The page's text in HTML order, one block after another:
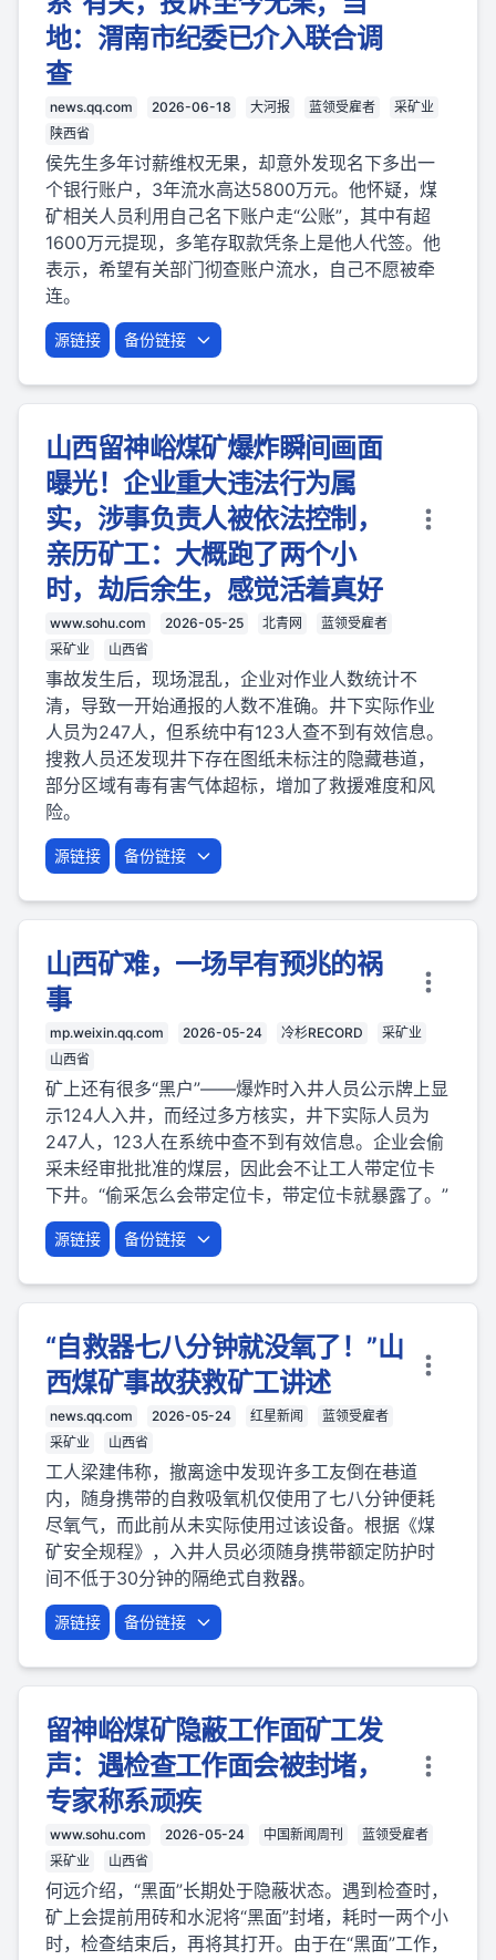
地：渭南市纪委已介入联合调
查
news.qq.com 2026-06-18 大河报 蓝领受雇者
采矿业
陕西省
侯先生多年讨薪维权无果，却意外发现名下多出一
个银行账户，3年流水高达5800万元。他怀疑，煤
矿相关人员利用自己名下账户走“公账”，其中有超
1600万元提现，多笔存取款凭条上是他人代签。他
表示，希望有关部门彻查账户流水，自己不愿被牵
连。
源链接 备份链接
山西留神峪煤矿爆炸瞬间画面
曝光！企业重大违法行为属
实，涉事负责人被依法控制，
亲历矿工：大概跑了两个小
时，劫后余生，感觉活着真好
www.sohu.com 2026-05-25 北青网
蓝领受雇者
采矿业
山西省
事故发生后，现场混乱，企业对作业人数统计不
清，导致一开始通报的人数不准确。井下实际作业
人员为247人，但系统中有123人查不到有效信息。
搜救人员还发现井下存在图纸未标注的隐藏巷道，
部分区域有毒有害气体超标，增加了救援难度和风
险。
源链接 备份链接
山西矿难，一场早有预兆的祸
事
mp.weixin.qq.com 2026-05-24 冷杉RECORD
采矿业
山西省
矿上还有很多“黑户”——爆炸时入井人员公示牌上显
示124人入井，而经过多方核实，井下实际人员为
247人，123人在系统中查不到有效信息。企业会偷
采未经审批批准的煤层，因此会不让工人带定位卡
下井。“偷采怎么会带定位卡，带定位卡就暴露了。”
源链接 备份链接
“自救器七八分钟就没氧了！”山
西煤矿事故获救矿工讲述
news.qq.com 2026-05-24 红星新闻
蓝领受雇者
采矿业
山西省
工人梁建伟称，撤离途中发现许多工友倒在巷道
内，随身携带的自救吸氧机仅使用了七八分钟便耗
尽氧气，而此前从未实际使用过该设备。根据《煤
矿安全规程》，入井人员必须随身携带额定防护时
间不低于30分钟的隔绝式自救器。
源链接 备份链接
留神峪煤矿隐蔽工作面矿工发
声：遇检查工作面会被封堵，
专家称系顽疾
www.sohu.com 2026-05-24 中国新闻周刊
蓝领受雇者
采矿业
山西省
何远介绍，“黑面”长期处于隐蔽状态。遇到检查时，
矿上会提前用砖和水泥将“黑面”封堵，耗时一两个小
时，检查结束后，再将其打开。由于在“黑面”工作，